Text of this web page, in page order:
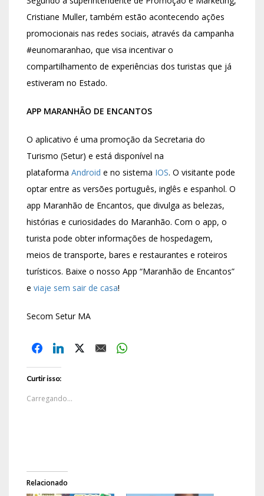
Cristiane Muller, também estão acontecendo ações
promocionais nas redes sociais, através da campanha
#eunomaranhao, que visa incentivar o
compartilhamento de experiências dos turistas que já
estiveram no Estado.
APP MARANHÃO DE ENCANTOS
O aplicativo é uma promoção da Secretaria do
Turismo (Setur) e está disponível na
plataforma Android e no sistema IOS. O visitante pode
optar entre as versões português, inglês e espanhol. O
app Maranhão de Encantos, que divulga as belezas,
histórias e curiosidades do Maranhão. Com o app, o
turista pode obter informações de hospedagem,
meios de transporte, bares e restaurantes e roteiros
turísticos. Baixe o nosso App “Maranhão de Encantos”
e viaje sem sair de casa!
Secom Setur MA
Curtir isso:
Carregando...
Relacionado